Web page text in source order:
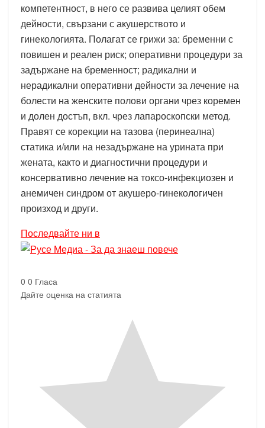
компетентност, в него се развива целият обем
дейности, свързани с акушерството и
гинекологията. Полагат се грижи за: бременни с
повишен и реален риск; оперативни процедури за
задържане на бременност; радикални и
нерадикални оперативни дейности за лечение на
болести на женските полови органи чрез коремен
и долен достъп, вкл. чрез лапароскопски метод.
Правят се корекции на тазова (перинеална)
статика и/или на незадържане на урината при
жената, както и диагностични процедури и
консервативно лечение на токсо-инфекциозен и
анемичен синдром от акушеро-гинекологичен
произход и други.
Последвайте ни в
0 0 Гласа
Дайте оценка на статията